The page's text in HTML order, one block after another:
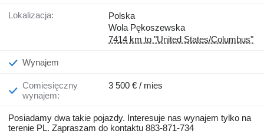
Lokalizacja:
Polska
Wola Pękoszewska
7414 km to "United States/Columbus"
Wynajem
Comiesięczny
wynajem:
3 500 € / mies
Posiadamy dwa takie pojazdy. Interesuje nas wynajem tylko na
terenie PL. Zapraszam do kontaktu 883-871-734